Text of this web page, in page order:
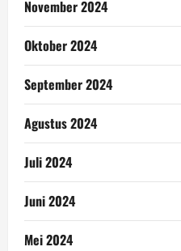
November 2024
Oktober 2024
September 2024
Agustus 2024
Juli 2024
Juni 2024
Mei 2024